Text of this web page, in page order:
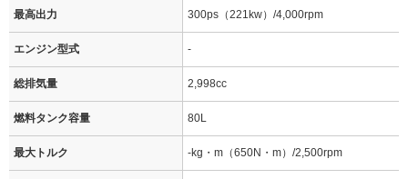
最高出力 300ps（221kw）/4,000rpm
エンジン型式 -
総排気量 2,998cc
燃料タンク容量 80L
最大トルク -kg・m（650N・m）/2,500rpm